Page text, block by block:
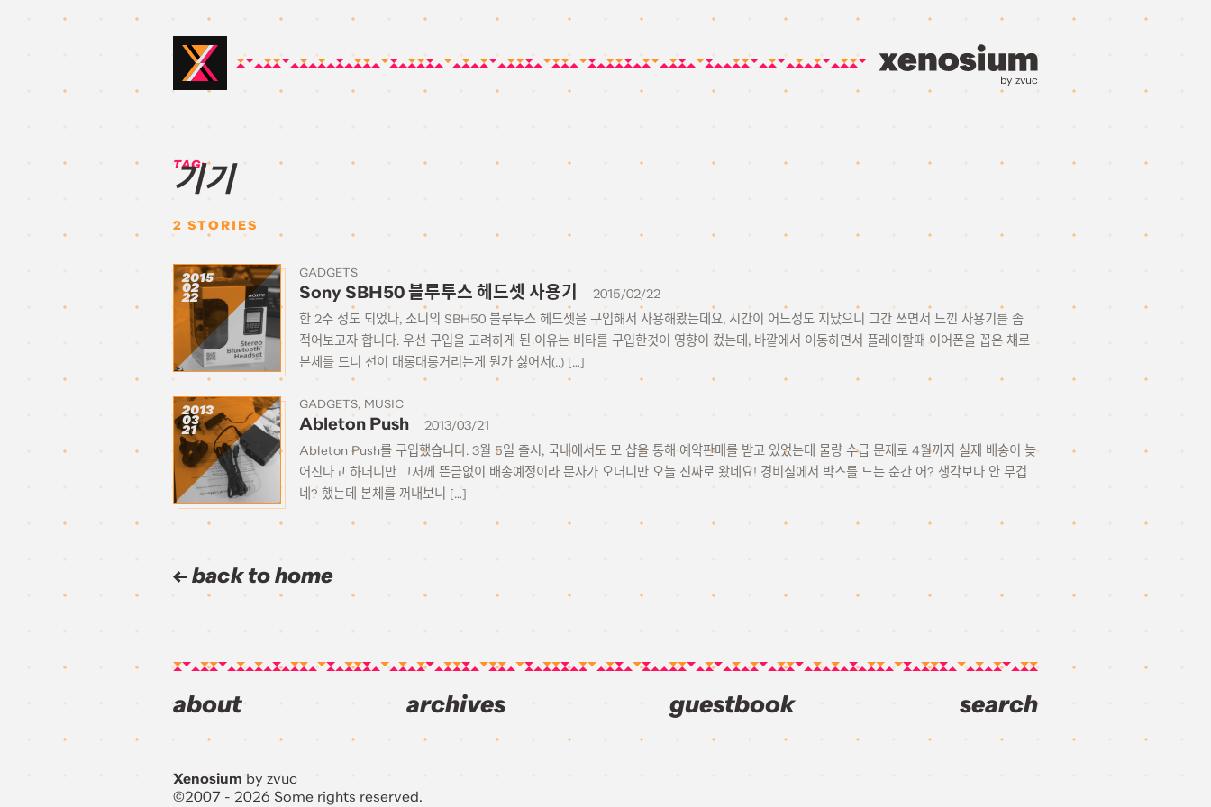
by zvuc
TAG:
기기
2 STORIES
2015
02
22
GADGETS
Sony SBH50 블루투스 헤드셋 사용기
2015/02/22
한 2주 정도 되었나, 소니의 SBH50 블루투스 헤드셋을 구입해서 사용해봤는데요, 시간이 어느정도 지났으니 그간 쓰면서 느낀 사용기를 좀
적어보고자 합니다. 우선 구입을 고려하게 된 이유는 비타를 구입한것이 영향이 컸는데, 바깥에서 이동하면서 플레이할때 이어폰을 꼽은 채로
본체를 드니 선이 대롱대롱거리는게 뭔가 싫어서(..) […]
2013
03
21
GADGETS MUSIC
Ableton Push
2013/03/21
Ableton Push를 구입했습니다. 3월 5일 출시, 국내에서도 모 샵을 통해 예약판매를 받고 있었는데 물량 수급 문제로 4월까지 실제 배송이 늦
어진다고 하더니만 그저께 뜬금없이 배송예정이라 문자가 오더니만 오늘 진짜로 왔네요! 경비실에서 박스를 드는 순간 어? 생각보다 안 무겁
네? 했는데 본체를 꺼내보니 […]
back to home
about archives guestbook search
Xenosiumby zvuc
©2007 - 2026 Some rights reserved.